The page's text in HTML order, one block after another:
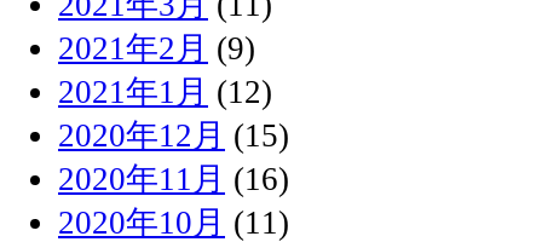
2021年2月 (9)
2021年1月 (12)
2020年12月 (15)
2020年11月 (16)
2020年10月 (11)